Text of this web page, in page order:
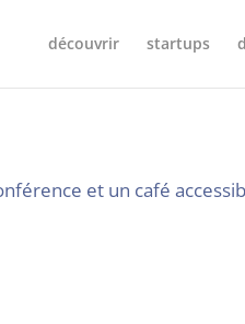
découvrir startups
et un café